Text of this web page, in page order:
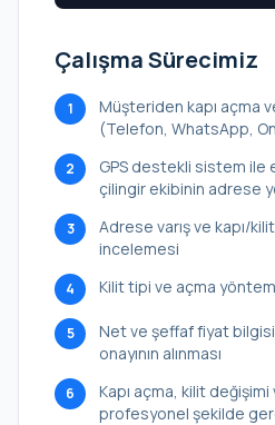
Çalışma Sürecimiz
1
Müşteriden kapı açma
(Telefon, WhatsApp,
2
GPS destekli sistem ile
çilingir ekibinin adrese
3
Adrese varış ve kapı/
incelemesi
4 Kilit tipi ve açma
5
Net ve şeffaf fiyat
onayının alınması
6
Kapı açma, kilit değişimi
profesyonel şekilde